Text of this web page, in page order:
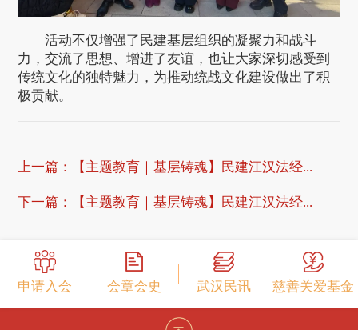
活动不仅增强了民建基层组织的凝聚力和战斗
力，交流了思想、增进了友谊，也让大家深切感受到
传统文化的独特魅力，为推动统战文化建设做出了积
极贡献。
上一篇： 【主题教育｜基层铸魂】民建江汉法经...
下一篇： 【主题教育｜基层铸魂】民建江汉法经...
申请入会 会章会史 武汉民讯 慈善关爱基金